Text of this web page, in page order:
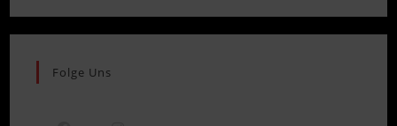
Folge Uns